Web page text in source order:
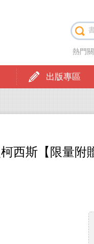
出版專區
熱門
西斯【限量附